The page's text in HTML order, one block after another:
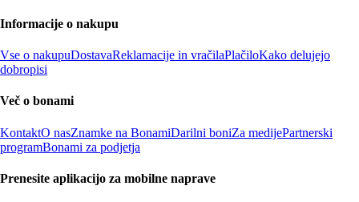
Informacije o nakupu
Vse o nakupuDostavaReklamacije in vračilaPlačiloKako delujejo
dobropisi
Več o bonami
KontaktO nasZnamke na BonamiDarilni boniZa medijePartnerski
programBonami za podjetja
Prenesite aplikacijo za mobilne naprave